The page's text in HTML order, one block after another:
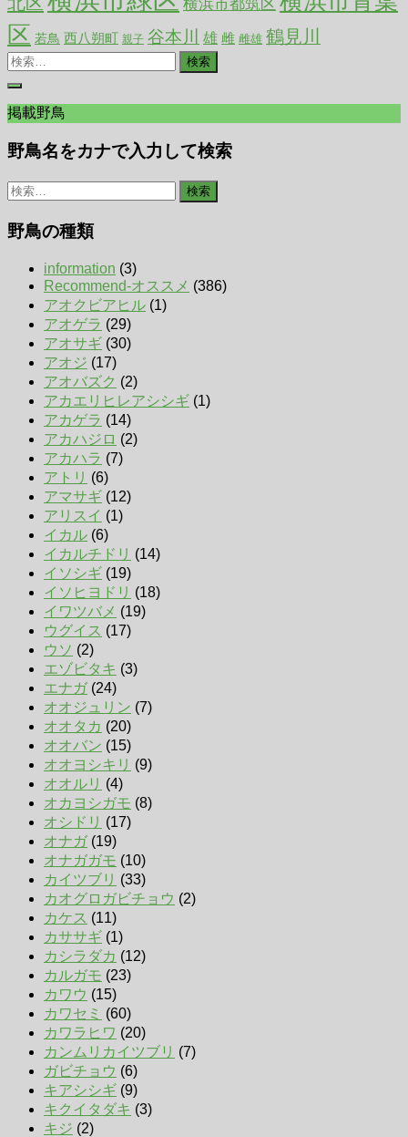
横浜市都筑区
区 若鳥 西八朔町 親子 谷本川 雄 雌 雌雄 鶴見川
検
掲載野鳥
野鳥名をカナで入力して検索
検
野鳥の種類
information (3)
Recommend-オススメ (386)
アオクビアヒル (1)
アオゲラ (29)
アオサギ (30)
アオジ (17)
アオバズク (2)
アカエリヒレアシシギ (1)
アカゲラ (14)
アカハジロ (2)
アカハラ (7)
アトリ (6)
アマサギ (12)
アリスイ (1)
イカル (6)
イカルチドリ (14)
イソシギ (19)
イソヒヨドリ (18)
イワツバメ (19)
ウグイス (17)
ウソ (2)
エゾビタキ (3)
エナガ(24)
オオジュリン (7)
オオタカ (20)
オオバン (15)
オオヨシキリ (9)
オオルリ (4)
オカヨシガモ (8)
オシドリ (17)
オナガ(19)
オナガガモ (10)
カイツブリ (33)
カオグロガビチョウ (2)
カケス (11)
カササギ (1)
カシラダカ (12)
カルガモ (23)
カワウ (15)
カワセミ (60)
カワラヒワ (20)
カンムリカイツブリ (7)
ガビチョウ (6)
キアシシギ (9)
キクイタダキ (3)
キジ (2)